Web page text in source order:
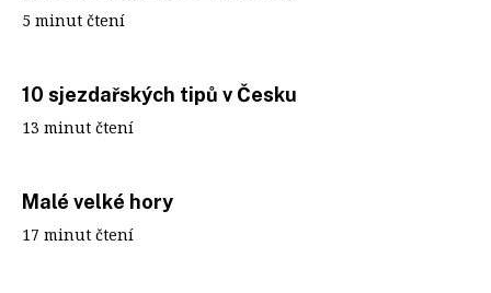
5 minut čtení
10 sjezdařských tipů v Česku
13 minut čtení
Malé velké hory
17 minut čtení